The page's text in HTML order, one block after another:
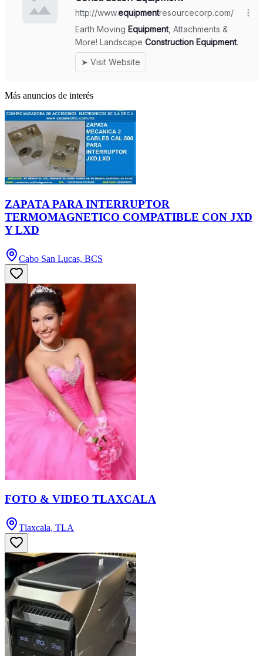
Más anuncios de interés
ZAPATA PARA INTERRUPTOR
TERMOMAGNETICO COMPATIBLE CON JXD
Y LXD
Cabo San Lucas, BCS
FOTO & VIDEO TLAXCALA
Tlaxcala, TLA